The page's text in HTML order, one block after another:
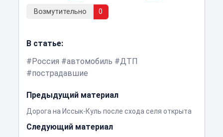
Возмутительно 0
В статье:
Россия
автомобиль
ДТП
пострадавшие
Предыдущий материал
Дорога на Иссык-Куль после схода селя открыта
Следующий материал